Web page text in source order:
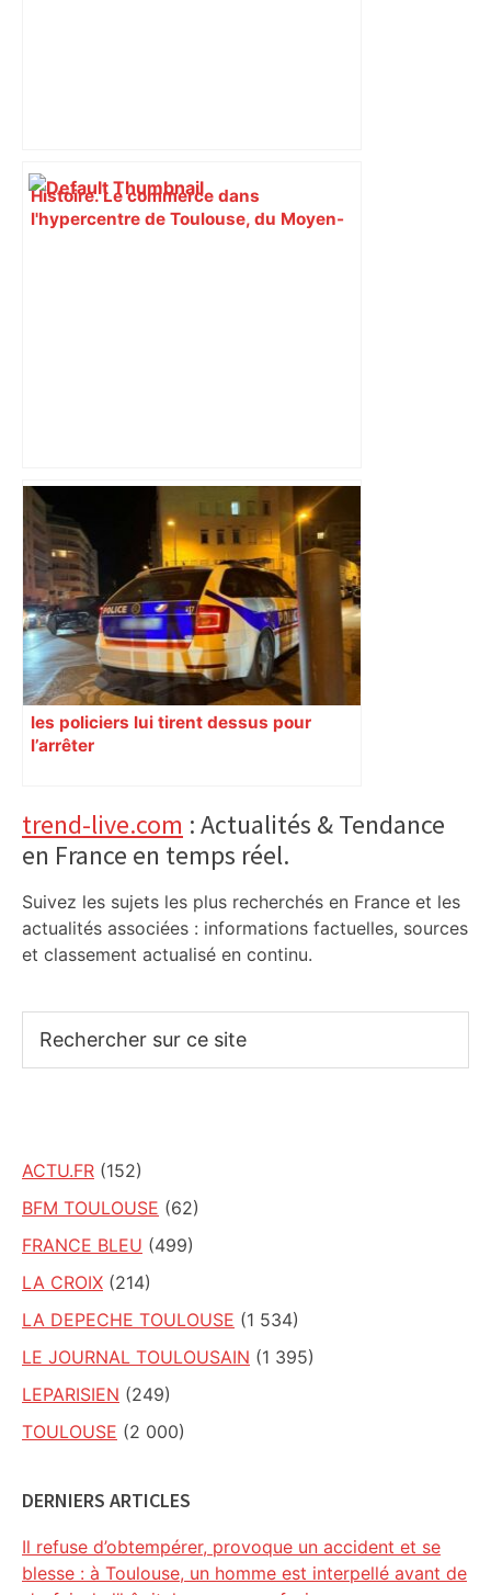
Histoire. Le commerce dans
l'hypercentre de Toulouse, du Moyen-
Toulouse. Spaceflight Institute formera
les futurs astronautes – ToulÉco
les policiers lui tirent dessus pour
l’arrêter
Primary
Sidebar
trend-live.com : Actualités & Tendance
en France en temps réel.
Suivez les sujets les plus recherchés en France et les
actualités associées : informations factuelles, sources
et classement actualisé en continu.
sur
ACTU.FR (152)
BFM TOULOUSE (62)
FRANCE BLEU (499)
LA CROIX (214)
LA DEPECHE TOULOUSE (1 534)
LE JOURNAL TOULOUSAIN (1 395)
LEPARISIEN (249)
TOULOUSE (2 000)
DERNIERS ARTICLES
Il refuse d’obtempérer, provoque un accident et se
blesse : à Toulouse, un homme est interpellé avant de